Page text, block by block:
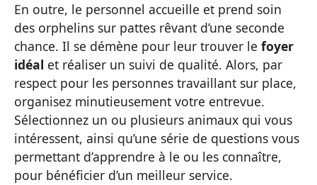
En outre, le personnel accueille et prend soin
des orphelins sur pattes rêvant d’une seconde
chance. Il se démène pour leur trouver le foyer
idéal et réaliser un suivi de qualité. Alors, par
respect pour les personnes travaillant sur place,
organisez minutieusement votre entrevue.
Sélectionnez un ou plusieurs animaux qui vous
intéressent, ainsi qu’une série de questions vous
permettant d’apprendre à le ou les connaître,
pour bénéficier d’un meilleur service.